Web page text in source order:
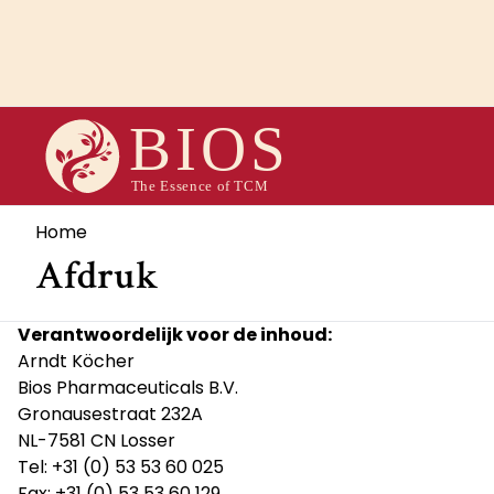
Kruimelpad
Home
Afdruk
Verantwoordelijk voor de inhoud:
Arndt Köcher
Bios Pharmaceuticals B.V.
Gronausestraat 232A
NL-7581 CN Losser
Tel: +31 (0) 53 53 60 025